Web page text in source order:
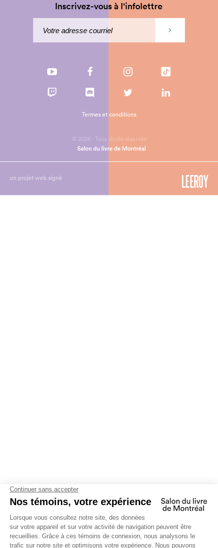
Inscrivez-vous à l'infolettre
© 2026 - Tous droits réservés
Termes et conditions
un projet web signé